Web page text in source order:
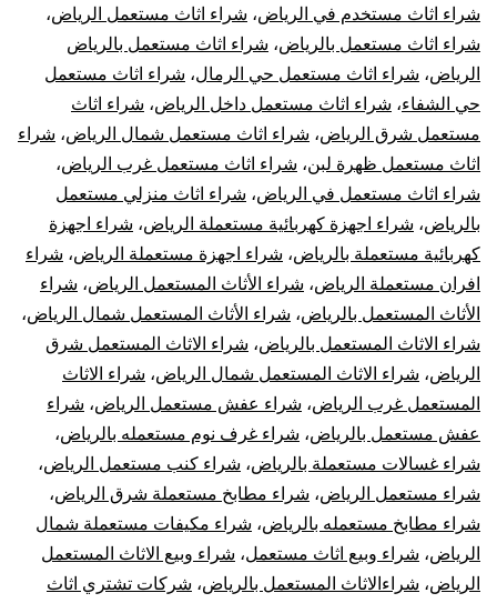
شراء اثاث مستخدم في الرياض، شراء اثاث مستعمل الرياض،
شراء اثاث مستعمل بالرياض، شراء اثاث مستعمل بالرياض
الرياض، شراء اثاث مستعمل حي الرمال، شراء اثاث مستعمل
حي الشفاء، شراء اثاث مستعمل داخل الرياض، شراء اثاث
مستعمل شرق الرياض، شراء اثاث مستعمل شمال الرياض، شراء
اثاث مستعمل ظهرة لبن، شراء اثاث مستعمل غرب الرياض،
شراء اثاث مستعمل في الرياض، شراء اثاث منزلي مستعمل
بالرياض، شراء اجهزة كهربائية مستعملة الرياض، شراء اجهزة
كهربائية مستعملة بالرياض، شراء اجهزة مستعملة الرياض، شراء
افران مستعملة الرياض، شراء الأثاث المستعمل الرياض، شراء
الأثاث المستعمل بالرياض، شراء الأثاث المستعمل شمال الرياض،
شراء الاثاث المستعمل بالرياض، شراء الاثاث المستعمل شرق
الرياض، شراء الاثاث المستعمل شمال الرياض، شراء الاثاث
المستعمل غرب الرياض، شراء عفش مستعمل الرياض، شراء
عفش مستعمل بالرياض، شراء غرف نوم مستعمله بالرياض،
شراء غسالات مستعملة بالرياض، شراء كنب مستعمل الرياض،
شراء مستعمل الرياض، شراء مطابخ مستعملة شرق الرياض،
شراء مطابخ مستعمله بالرياض، شراء مكيفات مستعملة شمال
الرياض، شراء وبيع اثاث مستعمل، شراء وبيع الاثاث المستعمل
الرياض، شراءالاثاث المستعمل بالرياض، شركات تشتري اثاث